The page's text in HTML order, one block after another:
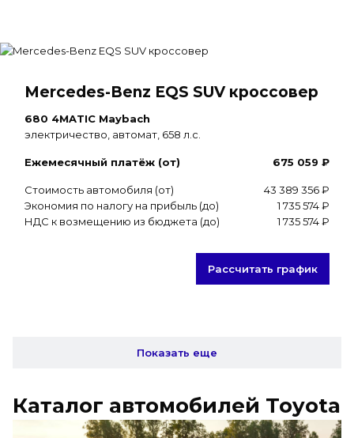
Mercedes-Benz EQS SUV кроссовер
680 4MATIC Maybach
электричество, автомат, 658 л.с.
Ежемесячный платёж (от) 675 059 ₽
Стоимость автомобиля (от)
43 389 356 ₽
Экономия по налогу на прибыль (до)
1 735 574 ₽
НДС к возмещению из бюджета (до)
1 735 574 ₽
Рассчитать график
Показать еще
Каталог автомобилей Toyota